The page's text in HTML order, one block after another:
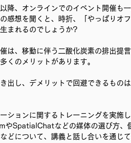
教材開発
のたまり場 雑談 大地と地球
事務局/理事会 Youth
降、オンラインでのイベント開催も一
感想を聞くと、時折、「やっぱりオ
まれるのでしょうか?
は、移動に伴う二酸化炭素の排出提
くのメリットがあります。
出し、デメリットで回避できるもの
ションに関するトレーニングを実施し
やSpatialChatなどの媒体の選び方、
どについて、講義と話し合いを通じ